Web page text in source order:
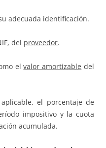
adecuada identificación.
del proveedor.
elvalor amortizable del
aplicable, el porcentaje de
impositivo y la cuota
acumulada.